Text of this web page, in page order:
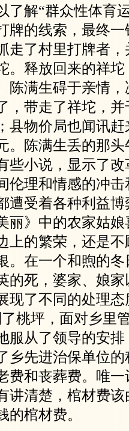
了解“群众性体育
牌的线索，最终
走了村里打牌者
。释放回来的祥
陈满生碍于亲情
，带走了祥坨，
县物价局也闻讯
。陈满生丢的那
些小说，显示了
伦理和情感的冲
遭受着各种利益
丽》中的农家姑
上的繁荣，还是
。在一个和煦的
的死，婆家、娘
现了不同的处理
桃坪，面对乡里
服从了领导的安排
乡先进治保单位
费和丧葬费。唯
讲清楚，棺材费
的棺材费。